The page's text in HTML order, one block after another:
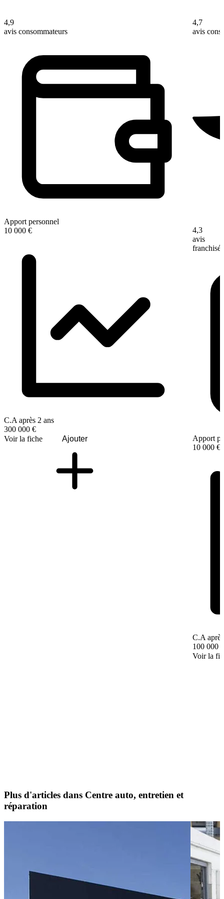
4,9
avis consommateurs
Apport personnel
10 000 €
C.A après 2 ans
300 000 €
Voir la fiche
Ajouter
4,7
avis
4,3
avis
franchisé
Apport
10 000 €
C.A
100 000 €
Voir la
Plus d'articles dans Centre auto, entretien et
réparation